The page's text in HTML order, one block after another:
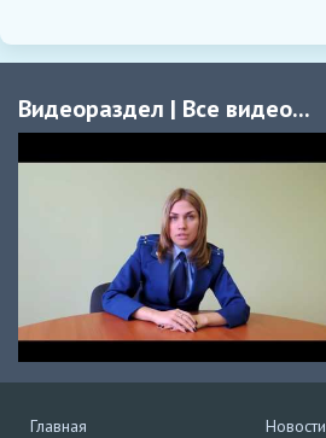
Видеораздел | Все видео...
Главная
Новости